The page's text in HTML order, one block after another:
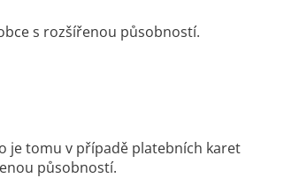
s rozšířenou působností.
je tomu v případě platebních karet
působností.